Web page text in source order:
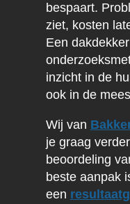
bespaart.
ziet, kosten
Een
inzicht in de
ook in de
Wij van
je graag
beoordeling
beste aanpak
een